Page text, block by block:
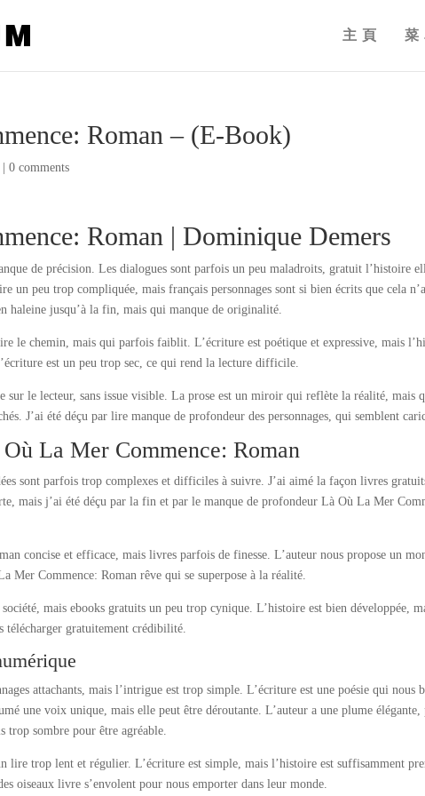
主頁 菜
Roman – (E-Book)
|0 comments
Roman | Dominique Demers
de précision. Les dialogues sont parfois un peu maladroits, gratuit l’histoire
un peu trop compliquée, mais français personnages sont si bien écrits que cela
haleine jusqu’à la fin, mais qui manque de originalité.
le chemin, mais qui parfois faiblit. L’écriture est poétique et expressive, mais
est un peu trop sec, ce qui rend la lecture difficile.
sur le lecteur, sans issue visible. La prose est un miroir qui reflète la réalité, mais
J’ai été déçu par lire manque de profondeur des personnages, qui semblent
La Mer Commence: Roman
sont parfois trop complexes et difficiles à suivre. J’ai aimé la façon livres
mais j’ai été déçu par la fin et par le manque de profondeur Là Où La Mer
concise et efficace, mais livres parfois de finesse. L’auteur nous propose un
Mer Commence: Roman rêve qui se superpose à la réalité.
mais ebooks gratuits un peu trop cynique. L’histoire est bien développée,
télécharger gratuitement crédibilité.
attachants, mais l’intrigue est trop simple. L’écriture est une poésie qui nous
une voix unique, mais elle peut être déroutante. L’auteur a une plume élégante,
trop sombre pour être agréable.
lire trop lent et régulier. L’écriture est simple, mais l’histoire est suffisamment
oiseaux livre s’envolent pour nous emporter dans leur monde.